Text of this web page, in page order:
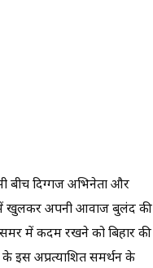
बीच दिग्गज अभिनेता और
में खुलकर अपनी आवाज बुलंद की
में कदम रखने को बिहार की
के इस अप्रत्याशित समर्थन के